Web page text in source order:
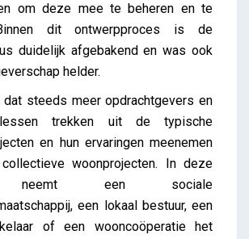
om deze mee te beheren en te
dit ontwerpproces is de
duidelijk afgebakend en was ook
helder.
dat steeds meer opdrachtgevers en
lessen trekken uit de typische
en hun ervaringen meenemen
woonprojecten. In deze
neemt een sociale
een lokaal bestuur, een
of een wooncoöperatie het